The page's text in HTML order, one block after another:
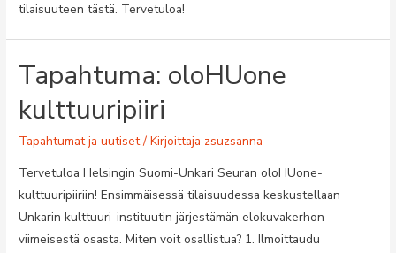
tilaisuuteen tästä. Tervetuloa!
Tapahtuma: oloHUone
kulttuuripiiri
Tapahtumat ja uutiset/ Kirjoittaja zsuzsanna
Tervetuloa Helsingin Suomi-Unkari Seuran oloHUone-
kulttuuripiiriin! Ensimmäisessä tilaisuudessa keskustellaan
Unkarin kulttuuri-instituutin järjestämän elokuvakerhon
viimeisestä osasta. Miten voit osallistua? 1. Ilmoittaudu